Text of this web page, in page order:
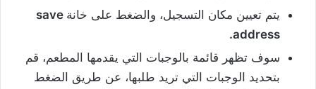
يتم تعيين مكان التسجيل، والضغط على خانة save
address.
سوف تظهر قائمة بالوجبات التي يقدمها المطعم، قم
بتحديد الوجبات التي تريد طلبها، عن طريق الضغط